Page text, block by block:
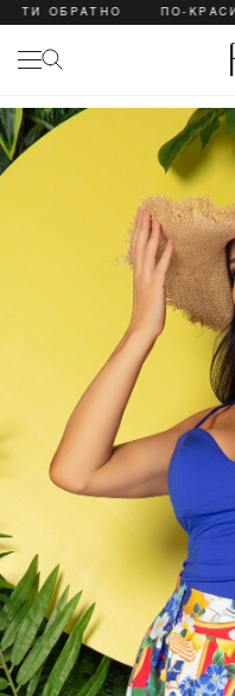
ПО-КРАСИВИ